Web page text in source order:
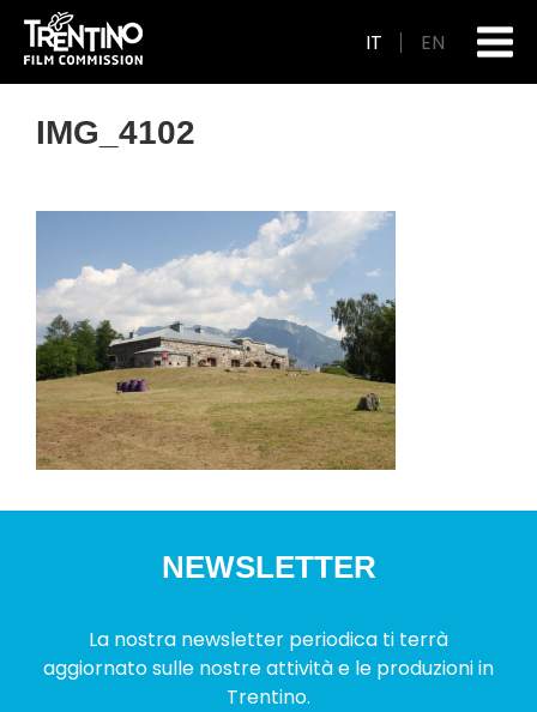
IT EN
IMG_4102
NEWSLETTER
La nostra newsletter periodica ti terrà
aggiornato sulle nostre attività e le produzioni in
Trentino.